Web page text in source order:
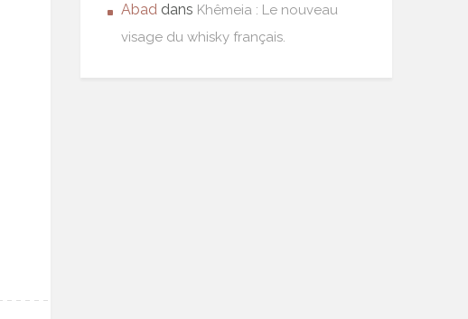
Abad dans Khêmeia : Le nouveau
visage du whisky français.